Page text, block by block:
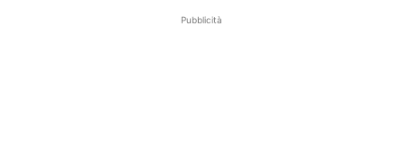
Pubblicità